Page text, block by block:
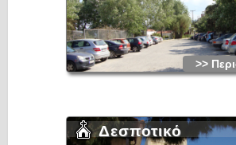
>>
Δεσποτικό